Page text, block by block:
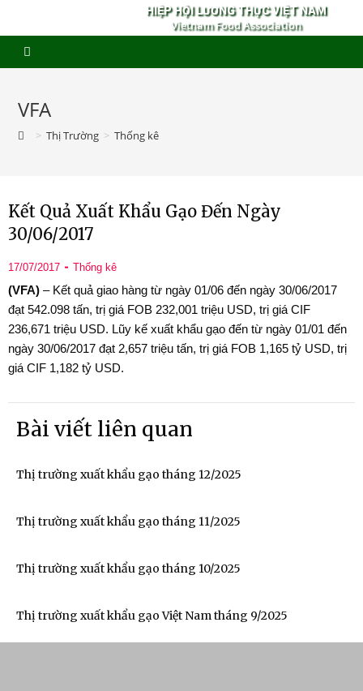
HIỆP HỘI LƯƠNG THỰC VIỆT NAM
Vietnam Food Association
VFA
> Thị Trường > Thống kê
Kết Quả Xuất Khẩu Gạo Đến Ngày
30/06/2017
17/07/2017 Thống kê
(VFA) – Kết quả giao hàng từ ngày 01/06 đến ngày 30/06/2017
đạt 542.098 tấn, trị giá FOB 232,001 triệu USD, trị giá CIF
236,671 triệu USD. Lũy kế xuất khẩu gạo đến từ ngày 01/01 đến
ngày 30/06/2017 đạt 2,657 triệu tấn, trị giá FOB 1,165 tỷ USD, trị
giá CIF 1,182 tỷ USD.
Bài viết liên quan
Thị trường xuất khẩu gạo tháng 12/2025
Thị trường xuất khẩu gạo tháng 11/2025
Thị trường xuất khẩu gạo tháng 10/2025
Thị trường xuất khẩu gạo Việt Nam tháng 9/2025